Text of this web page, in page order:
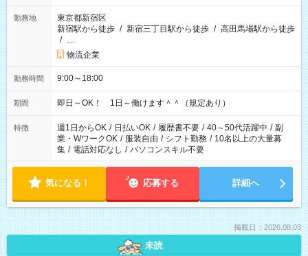
勤務地
東京都新宿区
新宿駅から徒歩 / 新宿三丁目駅から徒歩 / 高田馬場駅から徒歩
/ …
物流企業
勤務時間 9:00～18:00
期間 即日～OK！ 1日～働けます＾＾（規定あり）
特徴 週1日からOK / 日払いOK / 履歴書不要 / 40～50代活躍中 / 副
業・WワークOK / 服装自由 / シフト勤務 / 10名以上の大量募
集 / 電話対応なし / パソコンスキル不要
気になる！ 応募する 詳細へ
掲載日：2026.08.03
未読